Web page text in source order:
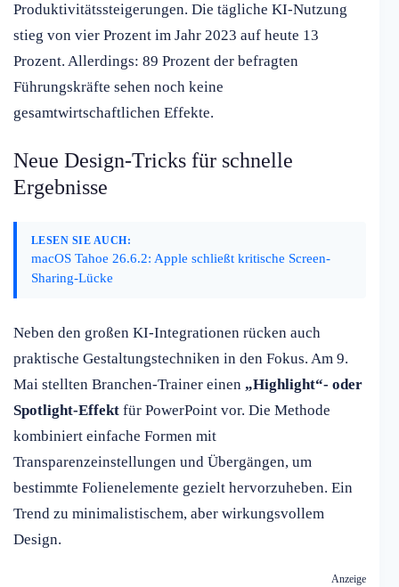
Produktivitätssteigerungen. Die tägliche KI-Nutzung
stieg von vier Prozent im Jahr 2023 auf heute 13
Prozent. Allerdings: 89 Prozent der befragten
Führungskräfte sehen noch keine
gesamtwirtschaftlichen Effekte.
Neue Design-Tricks für schnelle
Ergebnisse
LESEN SIE AUCH:
macOS Tahoe 26.6.2: Apple schließt kritische Screen-
Sharing-Lücke
Neben den großen KI-Integrationen rücken auch
praktische Gestaltungstechniken in den Fokus. Am 9.
Mai stellten Branchen-Trainer einen „Highlight“- oder
Spotlight-Effekt für PowerPoint vor. Die Methode
kombiniert einfache Formen mit
Transparenzeinstellungen und Übergängen, um
bestimmte Folienelemente gezielt hervorzuheben. Ein
Trend zu minimalistischem, aber wirkungsvollem
Design.
Anzeige